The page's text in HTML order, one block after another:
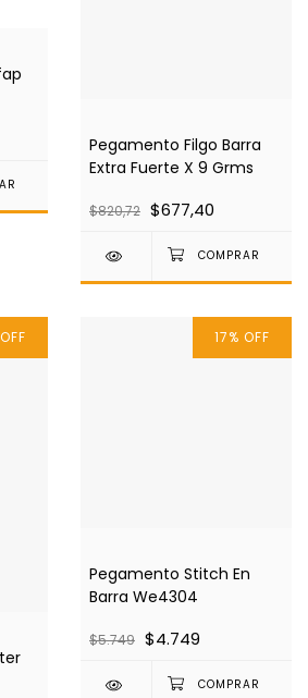
Pegamento Filgo Barra
Extra Fuerte X 9 Grms
$820,72 $677,40
OFF 17% OFF
Pegamento Stitch En
Barra We4304
$5.749 $4.749